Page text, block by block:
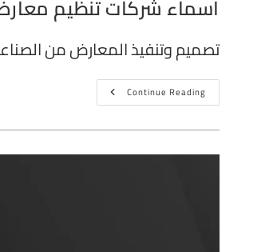
اسماء شركات تنظيم
تصميم وتنفيذ المعارض من
Continue Reading